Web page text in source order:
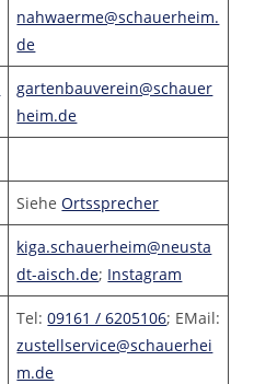
nahwaerme@schauerheim.
de
gartenbauverein@schauer
heim.de
SieheOrtssprecher
kiga.schauerheim@neusta
dt-aisch.de; Instagram
Tel:09161 / 6205106; EMail:
zustellservice@schauerhei
m.de